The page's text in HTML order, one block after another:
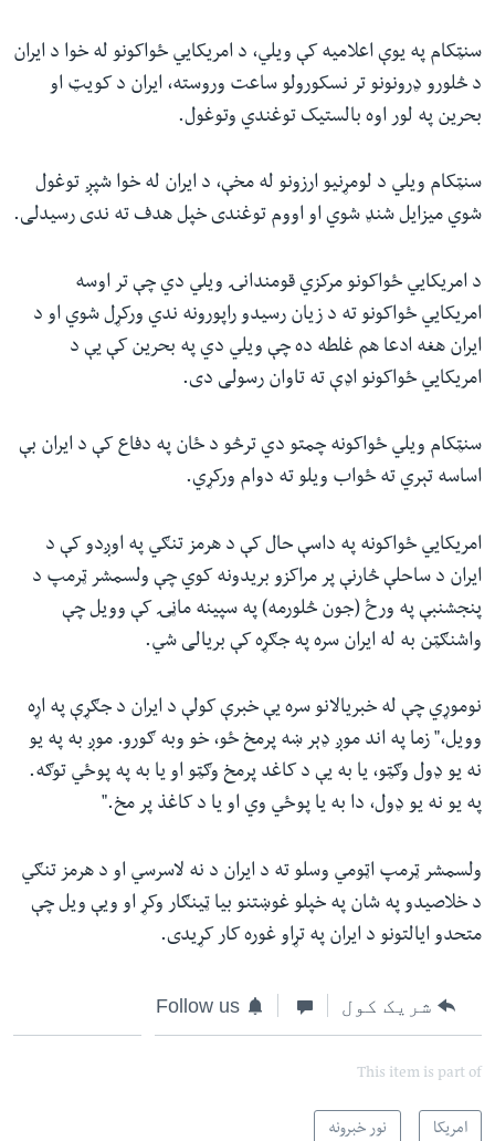
سنټکام په یوې اعلامیه کې ویلي، د امریکایي ځواکونو له خوا د ایران
د څلورو ډرونونو تر نسکورولو ساعت وروسته، ایران د کویټ او
بحرین په لور اوه بالستیک توغندي وتوغول.
سنټکام ویلي د لومړنیو ارزونو له مخې، د ایران له خوا شپږ توغول
شوي میزایل شنډ شوي او اووم توغندی خپل هدف ته ندی رسیدلی.
د امریکايي ځواکونو مرکزي قومندانۍ ویلي دي چې تر اوسه
امریکایي ځواکونو ته د زیان رسیدو راپورونه ندي ورکړل شوي او د
ایران هغه ادعا هم غلطه ده چې ویلي دي په بحرین کې یې د
امریکایي ځواکونو اډې ته تاوان رسولی دی.
سنټکام ویلي ځواکونه چمتو دي ترڅو د ځان په دفاع کې د ایران بې
اساسه تېري ته ځواب ویلو ته دوام ورکړي.
امریکایي ځواکونه په داسې حال کې د هرمز تنګي په اوږدو کې د
ایران د ساحلې څارنې پر مراکزو بریدونه کوي چې ولسمشر ټرمپ د
پنجشنبې په ورځ (جون څلورمه) په سپینه ماڼۍ کې وویل چې
واشنګټن به له ایران سره په جګړه کې بریالی شي.
نوموړي چې له خبریالانو سره یې خبرې کولې د ایران د جګړې په اړه
وویل،" زما په اند موږ ډېر ښه پرمخ ځو، خو وبه ګورو. موږ به په یو
نه یو ډول وګټو، یا به یې د کاغد پرمخ وګټو او یا به په پوځي توګه.
په یو نه یو ډول، دا به یا پوځي وي او یا د کاغذ پر مخ."
ولسمشر ټرمپ اټومي وسلو ته د ایران د نه لاسرسي او د هرمز تنګي
د خلاصیدو په شان په خپلو غوښتنو بیا ټینګار وکړ او ویې ویل چې
متحدو ایالتونو د ایران په تړاو غوره کار کړیدی.
شریک کول Follow us
This item is part of
امریکا نور خبرونه